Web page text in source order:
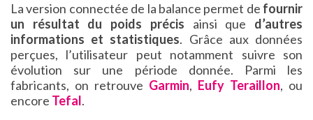
La version connectée de la balance permet de fournir
un résultat du poids précis ainsi que d’autres
informations et statistiques. Grâce aux données
perçues, l’utilisateur peut notamment suivre son
évolution sur une période donnée. Parmi les
fabricants, on retrouve Garmin, Eufy Teraillon, ou
encore Tefal.